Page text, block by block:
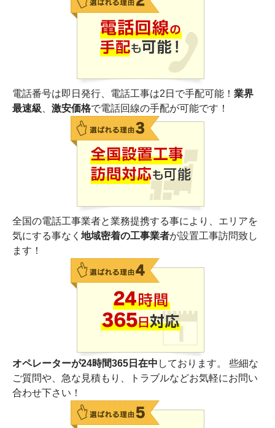
電話番号は即日発行、電話工事は2日で手配可能！ 業界
最速級
激安価格で電話回線の手配が可能です！
全国の電話工事業者と業務提携する事により、エリアを
気にする事なく 地域密着の工事業者が設置工事訪問致し
ます！
オペレーターが24時間365日在中 しております。 些細な
ご質問や、急な見積もり、トラブルなどお気軽にお問い
合わせ下さい！